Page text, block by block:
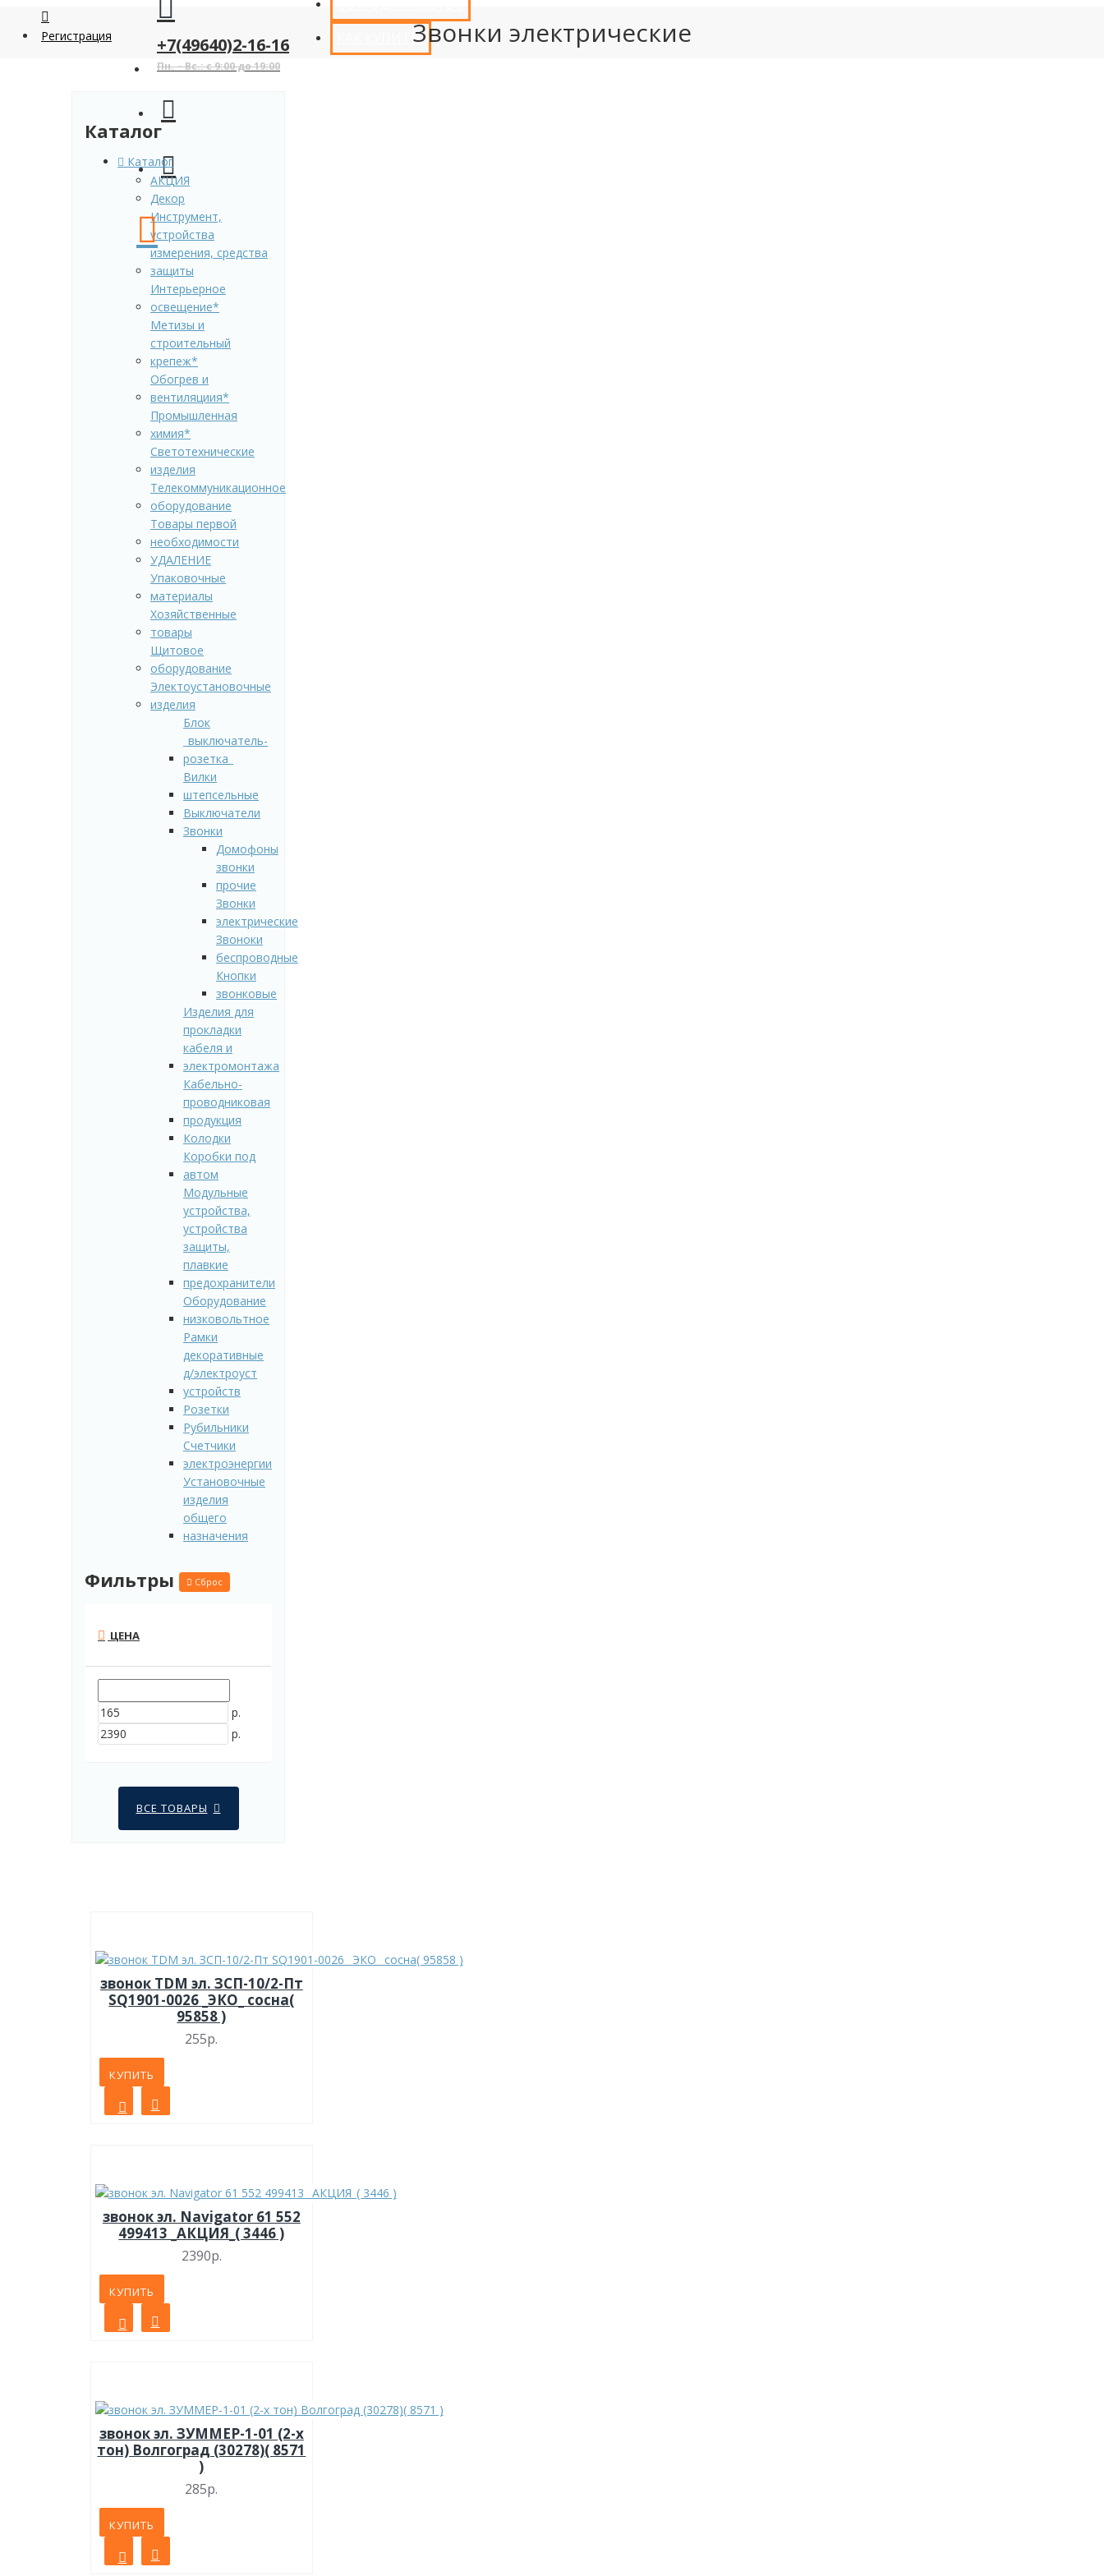
Регистрация +7(49640)2-16-16
Пн. – Вс.: с 9:00 до 19:00
КАК КУПИТЬ?Звонки электрические
Каталог
Каталог
АКЦИЯ
Декор
Инструмент,
устройства
измерения, средства
защиты
Интерьерное
освещение*
Метизы и
строительный
крепеж*
Обогрев и
вентиляциия*
Промышленная
химия*
Светотехнические
изделия
Телекоммуникационное
оборудование
Товары первой
необходимости
УДАЛЕНИЕ
Упаковочные
материалы
Хозяйственные
товары
Щитовое
оборудование
Электоустановочные
изделия
Блок
_выключатель-
розетка_
Вилки
штепсельные
Выключатели
Звонки
Домофоны
звонки
прочие
Звонки
электрические
Звоноки
беспроводные
Кнопки
звонковые
Изделия для
прокладки
кабеля и
электромонтажа
Кабельно-
проводниковая
продукция
Колодки
Коробки под
автом
Модульные
устройства,
устройства
защиты,
плавкие
предохранители
Оборудование
низковольтное
Рамки
декоративные
д/электроуст
устройств
Розетки
Рубильники
Счетчики
электроэнергии
Установочные
изделия
общего
назначения
Фильтры Сброс
ЦЕНА
р.
р.
ВСЕ ТОВАРЫ
звонок TDM эл. ЗСП-10/2-Пт
SQ1901-0026 _ЭКО_ сосна(
95858 )
255р.
КУПИТЬ
звонок эл. Navigator 61 552
499413 _АКЦИЯ_( 3446 )
2390р.
КУПИТЬ
звонок эл. ЗУММЕР-1-01 (2-х
тон) Волгоград (30278)( 8571
)
285р.
КУПИТЬ